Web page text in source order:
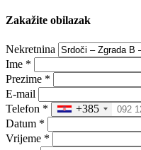
Zakažite obilazak
Nekretnina
Ime *
Prezime *
E-mail
Telefon *
+385
Datum *
Vrijeme *